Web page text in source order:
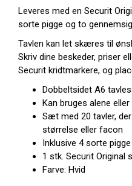
Leveres med en Securit
sorte pigge og to
Tavlen kan let skæres til
Skriv dine beskeder, priser
Securit kridtmarkere, og
Dobbeltsidet A6
Kan bruges alene
Sæt med 20 tavler,
størrelse eller facon
Inklusive 4 sorte
1 stk. Securit Original
Farve: Hvid